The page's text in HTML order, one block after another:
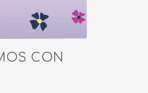
CON